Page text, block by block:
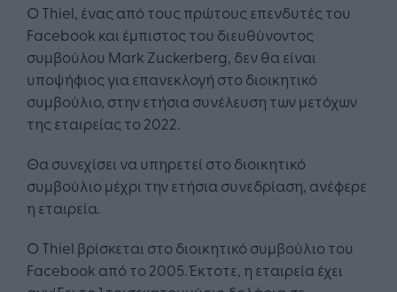
Ο Thiel, ένας από τους πρώτους επενδυτές του
Facebook και έμπιστος του διευθύνοντος
συμβούλου Mark Zuckerberg, δεν θα είναι
υποψήφιος για επανεκλογή στο διοικητικό
συμβούλιο, στην ετήσια συνέλευση των μετόχων
της εταιρείας το 2022.
Θα συνεχίσει να υπηρετεί στο διοικητικό
συμβούλιο μέχρι την ετήσια συνεδρίαση, ανέφερε
η εταιρεία.
Ο Thiel βρίσκεται στο διοικητικό συμβούλιο του
Facebook από το 2005. Έκτοτε, η εταιρεία έχει